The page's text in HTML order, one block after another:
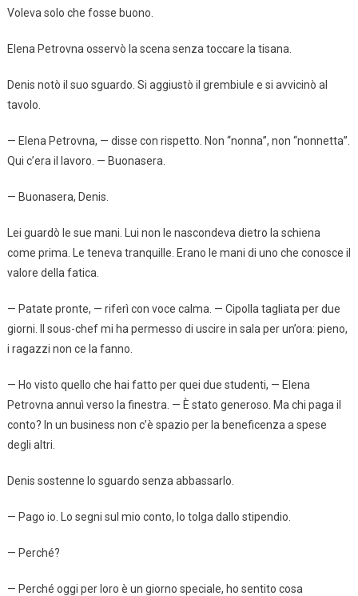
Voleva solo che fosse buono.
Elena Petrovna osservò la scena senza toccare la tisana.
Denis notò il suo sguardo. Si aggiustò il grembiule e si avvicinò al
tavolo.
— Elena Petrovna, — disse con rispetto. Non “nonna”, non “nonnetta”.
Qui c’era il lavoro. — Buonasera.
— Buonasera, Denis.
Lei guardò le sue mani. Lui non le nascondeva dietro la schiena
come prima. Le teneva tranquille. Erano le mani di uno che conosce il
valore della fatica.
— Patate pronte, — riferì con voce calma. — Cipolla tagliata per due
giorni. Il sous-chef mi ha permesso di uscire in sala per un’ora: pieno,
i ragazzi non ce la fanno.
— Ho visto quello che hai fatto per quei due studenti, — Elena
Petrovna annuì verso la finestra. — È stato generoso. Ma chi paga il
conto? In un business non c’è spazio per la beneficenza a spese
degli altri.
Denis sostenne lo sguardo senza abbassarlo.
— Pago io. Lo segni sul mio conto, lo tolga dallo stipendio.
— Perché?
— Perché oggi per loro è un giorno speciale, ho sentito cosa